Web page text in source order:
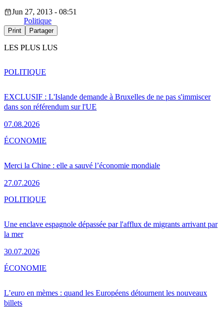
Jun 27, 2013 - 08:51
Politique
Print Partager
LES PLUS LUS
EXCLUSIF : L'Islande demande à Bruxelles de ne pas s'immiscer
dans son référendum sur l'UE
07.08.2026
POLITIQUE
Merci la Chine : elle a sauvé l’économie mondiale
27.07.2026
ÉCONOMIE
Une enclave espagnole dépassée par l'afflux de migrants arrivant par
la mer
30.07.2026
POLITIQUE
L’euro en mèmes : quand les Européens détournent les nouveaux
billets
ÉCONOMIE